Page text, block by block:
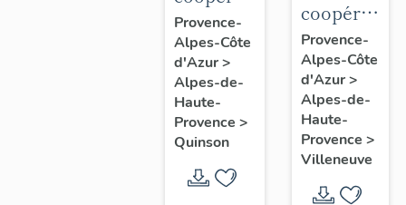
vinicole
L’Émancipatrice
Provence-
Alpes-Côte
d'Azur>
Alpes-de-
Haute-
Provence >
Quinson
coopérative
vinicole
Les
Maîtres
Vignerons
de la
Roche
Amère
Provence-
Alpes-Côte
d'Azur>
Alpes-de-
Haute-
Provence >
Villeneuve